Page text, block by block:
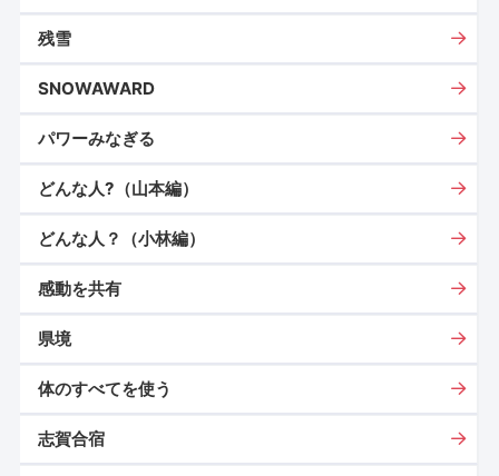
残雪
SNOWAWARD
パワーみなぎる
どんな人?（山本編）
どんな人？（小林編）
感動を共有
県境
体のすべてを使う
志賀合宿